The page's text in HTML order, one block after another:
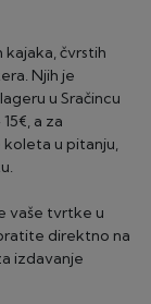
kajaka, čvrstih
Njih je
u Sračincu
a za
koleta u pitanju,
vaše tvrtke u
direktno na
izdavanje